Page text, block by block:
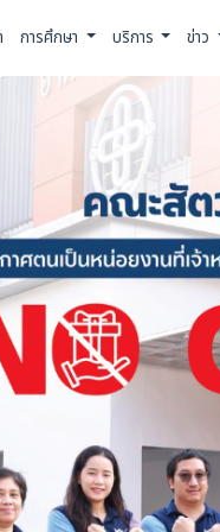
การศึกษา บริการ ข่าว